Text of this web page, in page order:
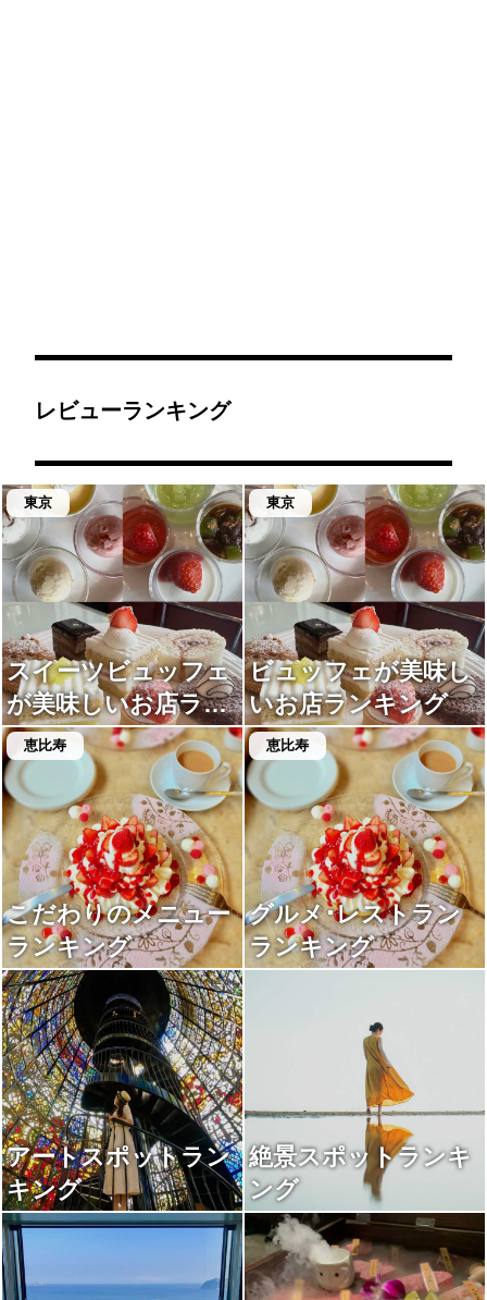
レビューランキング
東京
スイーツビュッフェ
が美味しいお店ラン
キング
東京
ビュッフェが美味し
いお店ランキング
恵比寿
こだわりのメニュー
ランキング
恵比寿
グルメ･レストラン
ランキング
アートスポットラン
キング
絶景スポットランキ
ング